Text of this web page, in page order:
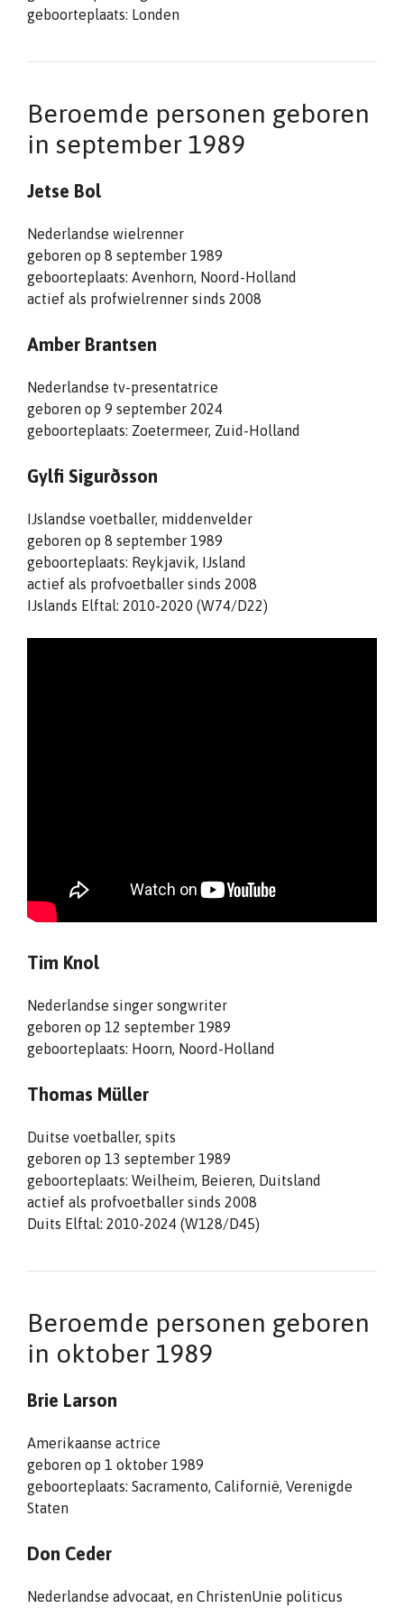
geboorteplaats: Londen
Beroemde personen geboren
in september 1989
Jetse Bol
Nederlandse wielrenner
geboren op 8 september 1989
geboorteplaats: Avenhorn, Noord-Holland
actief als profwielrenner sinds 2008
Amber Brantsen
Nederlandse tv-presentatrice
geboren op 9 september 2024
geboorteplaats: Zoetermeer, Zuid-Holland
Gylfi Sigurðsson
IJslandse voetballer, middenvelder
geboren op 8 september 1989
geboorteplaats: Reykjavik, IJsland
actief als profvoetballer sinds 2008
IJslands Elftal: 2010-2020 (W74/D22)
Tim Knol
Nederlandse singer songwriter
geboren op 12 september 1989
geboorteplaats: Hoorn, Noord-Holland
Thomas Müller
Duitse voetballer, spits
geboren op 13 september 1989
geboorteplaats: Weilheim, Beieren, Duitsland
actief als profvoetballer sinds 2008
Duits Elftal: 2010-2024 (W128/D45)
Beroemde personen geboren
in oktober 1989
Brie Larson
Amerikaanse actrice
geboren op 1 oktober 1989
geboorteplaats: Sacramento, Californië, Verenigde
Staten
Don Ceder
Nederlandse advocaat, en ChristenUnie politicus